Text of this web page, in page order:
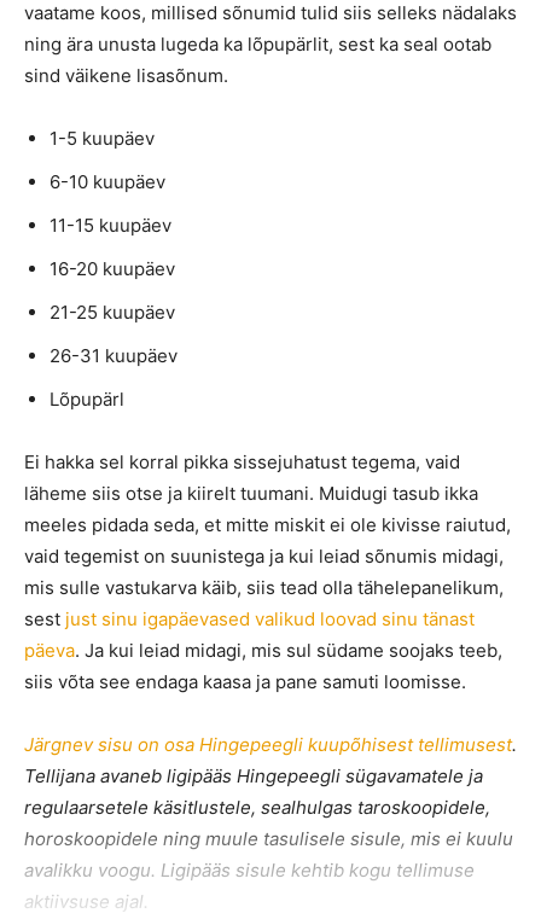
vaatame koos, millised sõnumid tulid siis selleks nädalaks
ning ära unusta lugeda ka lõpupärlit, sest ka seal ootab
sind väikene lisasõnum.
1-5 kuupäev
6-10 kuupäev
11-15 kuupäev
16-20 kuupäev
21-25 kuupäev
26-31 kuupäev
Lõpupärl
Ei hakka sel korral pikka sissejuhatust tegema, vaid
läheme siis otse ja kiirelt tuumani. Muidugi tasub ikka
meeles pidada seda, et mitte miskit ei ole kivisse raiutud,
vaid tegemist on suunistega ja kui leiad sõnumis midagi,
mis sulle vastukarva käib, siis tead olla tähelepanelikum,
sest just sinu igapäevased valikud loovad sinu tänast
päeva. Ja kui leiad midagi, mis sul südame soojaks teeb,
siis võta see endaga kaasa ja pane samuti loomisse.
Järgnev sisu on osa Hingepeegli kuupõhisest tellimusest.
Tellijana avaneb ligipääs Hingepeegli sügavamatele ja
regulaarsetele käsitlustele, sealhulgas taroskoopidele,
horoskoopidele ning muule tasulisele sisule, mis ei kuulu
avalikku voogu. Ligipääs sisule kehtib kogu tellimuse
aktiivsuse ajal.